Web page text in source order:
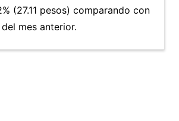
(27.11 pesos) comparando con
mes anterior.